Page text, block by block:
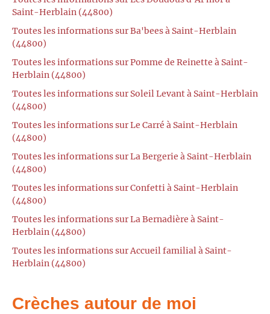
Saint-Herblain (44800)
Toutes les informations sur Ba'bees à Saint-Herblain
(44800)
Toutes les informations sur Pomme de Reinette à Saint-
Herblain (44800)
Toutes les informations sur Soleil Levant à Saint-Herblain
(44800)
Toutes les informations sur Le Carré à Saint-Herblain
(44800)
Toutes les informations sur La Bergerie à Saint-Herblain
(44800)
Toutes les informations sur Confetti à Saint-Herblain
(44800)
Toutes les informations sur La Bernadière à Saint-
Herblain (44800)
Toutes les informations sur Accueil familial à Saint-
Herblain (44800)
Crèches autour de moi